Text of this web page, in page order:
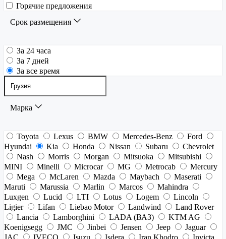
Горячие предложения
Срок размещения
За 24 часа
За 7 дней
За все время
Марка
Toyota Lexus BMW Mercedes-Benz
Ford
Hyundai
Kia Honda Nissan Subaru
Chevrolet
Nash
Morris Morgan Mitsuoka
Mitsubishi
MINI
Minelli Microcar MG Metrocab
Mercury
Mega
McLaren Mazda Maybach
Maserati
Maruti
Marussia Marlin Marcos
Mahindra
Luxgen
Lucid LTI Lotus Logem
Lincoln
Ligier
Lifan Liebao Motor Landwind
Land Rover
Lancia
Lamborghini LADA (ВАЗ)
KTM AG
Koenigsegg
JMC Jinbei Jensen Jeep
Jaguar
JAC
IVECO Isuzu Isdera Iran Khodro
Invicta